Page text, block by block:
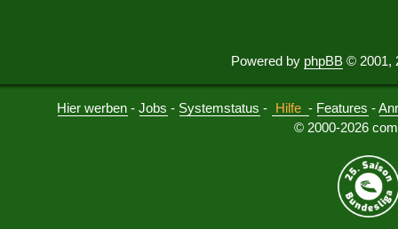
Powered by phpBB © 2001,
Hier werben -Jobs - Systemstatus - Hilfe - Features -
© 2000-2026